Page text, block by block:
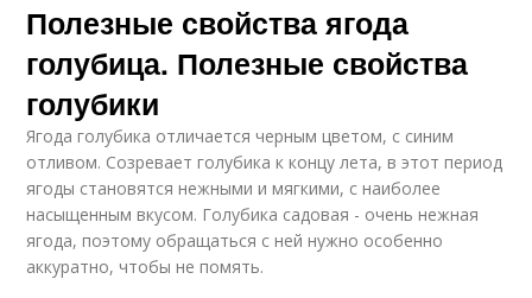
Полезные свойства ягода
голубица. Полезные свойства
голубики
Ягода голубика отличается черным цветом, с синим
отливом. Созревает голубика к концу лета, в этот период
ягоды становятся нежными и мягкими, с наиболее
насыщенным вкусом. Голубика садовая - очень нежная
ягода, поэтому обращаться с ней нужно особенно
аккуратно, чтобы не помять.